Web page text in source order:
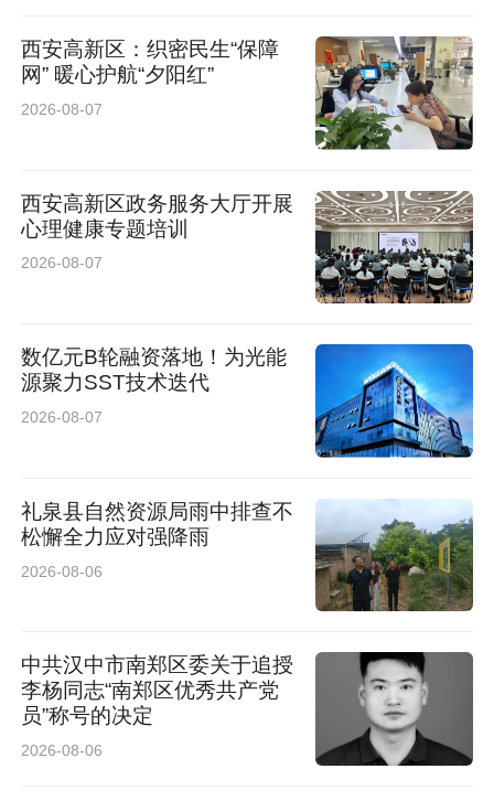
西安高新区：织密民生“保障
网” 暖心护航“夕阳红”
2026-08-07
西安高新区政务服务大厅开展
心理健康专题培训
2026-08-07
数亿元B轮融资落地！为光能
源聚力SST技术迭代
2026-08-07
礼泉县自然资源局雨中排查不
松懈全力应对强降雨
2026-08-06
中共汉中市南郑区委关于追授
李杨同志“南郑区优秀共产党
员”称号的决定
2026-08-06